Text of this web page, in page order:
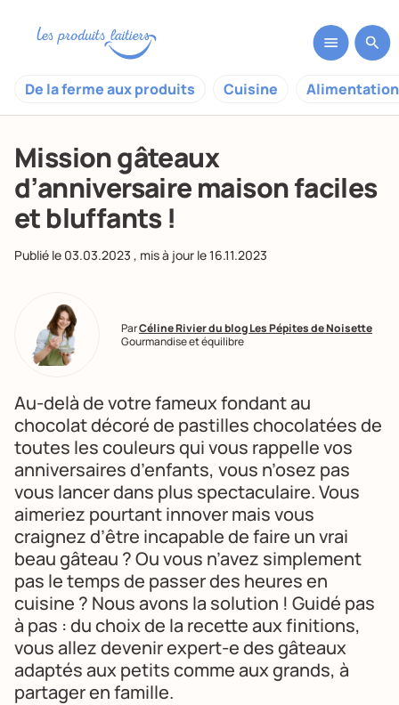
De la ferme aux produits Cuisine
Mission gâteaux
d’anniversaire maison faciles
et bluffants !
Publié le 03.03.2023 , mis à jour le16.11.2023
ParCéline Rivier du blog Les Pépites de Noisette
Gourmandise et équilibre
Au-delà de votre fameux fondant au
chocolat décoré de pastilles chocolatées de
toutes les couleurs qui vous rappelle vos
anniversaires d’enfants, vous n’osez pas
vous lancer dans plus spectaculaire. Vous
aimeriez pourtant innover mais vous
craignez d’être incapable de faire un vrai
beau gâteau ? Ou vous n’avez simplement
pas le temps de passer des heures en
cuisine ? Nous avons la solution ! Guidé pas
à pas : du choix de la recette aux finitions,
vous allez devenir expert-e des gâteaux
adaptés aux petits comme aux grands, à
partager en famille.